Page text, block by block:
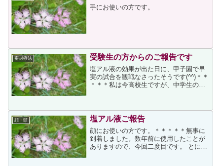
手にお使いの方です。
密封療法 受験生の方からのご報告です
塩アル液の効果が出た日に、甲子園で早
実の試合を観戦なさったそうです(^^)＊＊
＊＊＊私は今高校生ですが、中学生のと
はこんなに汗かかないし、なんで私だ
け。。って思ってまし...
顔・頭 塩アル液ご報告
顔にお使いの方です。＊＊＊＊＊無事に
到着しました。数年前に使用したことが
ありますので、今回二度目です。 とにか